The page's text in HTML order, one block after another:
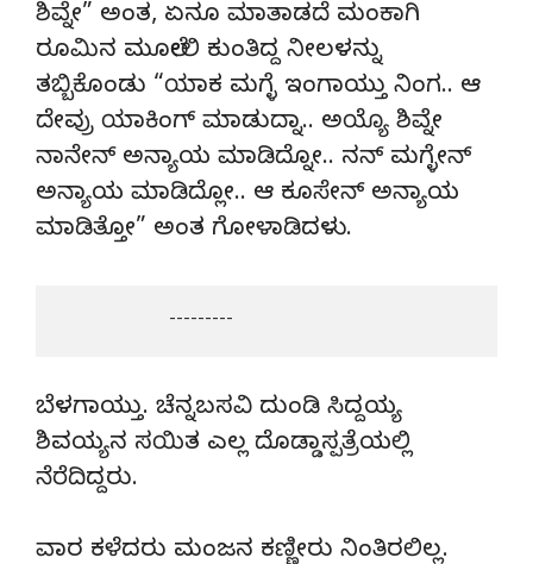
ಶಿವ್ನೇ” ಅಂತ, ಏನೂ ಮಾತಾಡದೆ ಮಂಕಾಗಿ
ರೂಮಿನ ಮೂಲೇಲಿ ಕುಂತಿದ್ದ ನೀಲಳನ್ನು
ತಬ್ಬಿಕೊಂಡು “ಯಾಕ ಮಗ್ಳೆ ಇಂಗಾಯ್ತು ನಿಂಗ.. ಆ
ದೇವ್ರು ಯಾಕಿಂಗ್ ಮಾಡುದ್ನಾ.. ಅಯ್ಯೊ ಶಿವ್ನೇ
ನಾನೇನ್ ಅನ್ಯಾಯ ಮಾಡಿದ್ನೋ.. ನನ್ ಮಗ್ಳೇನ್
ಅನ್ಯಾಯ ಮಾಡಿದ್ಲೋ.. ಆ ಕೂಸೇನ್ ಅನ್ಯಾಯ
ಮಾಡಿತ್ತೋ” ಅಂತ ಗೋಳಾಡಿದಳು.
                       ---------
ಬೆಳಗಾಯ್ತು. ಚೆನ್ನಬಸವಿ ದುಂಡಿ ಸಿದ್ದಯ್ಯ
ಶಿವಯ್ಯನ ಸಯಿತ ಎಲ್ಲ ದೊಡ್ಡಾಸ್ಪತ್ರೆಯಲ್ಲಿ
ನೆರೆದಿದ್ದರು.
ವಾರ ಕಳೆದರು ಮಂಜನ ಕಣ್ಣೀರು ನಿಂತಿರಲಿಲ್ಲ.